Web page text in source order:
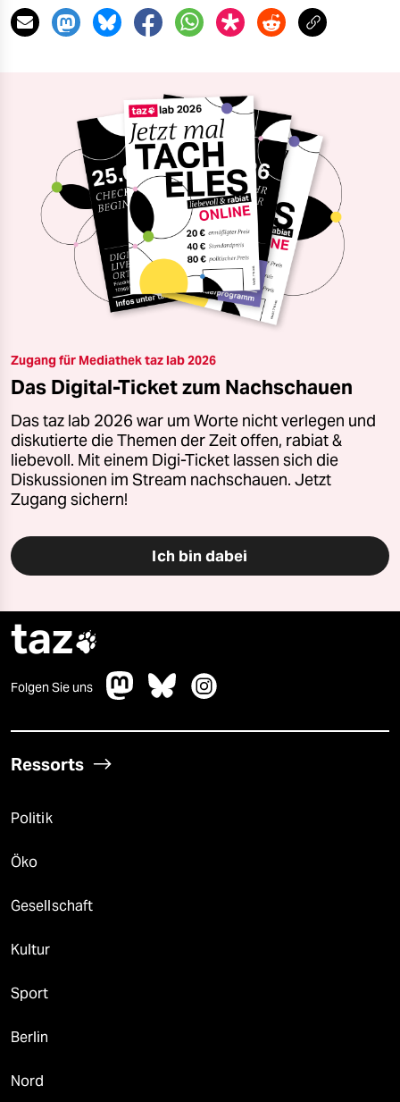
Zugang für Mediathek taz lab 2026
Das Digital-Ticket zum Nachschauen
Das taz lab 2026 war um Worte nicht verlegen und
diskutierte die Themen der Zeit offen, rabiat &
liebevoll. Mit einem Digi-Ticket lassen sich die
Diskussionen im Stream nachschauen. Jetzt
Zugang sichern!
Ich bin dabei
taz
Folgen Sie uns
Ressorts
Politik
Öko
Gesellschaft
Kultur
Sport
Berlin
Nord